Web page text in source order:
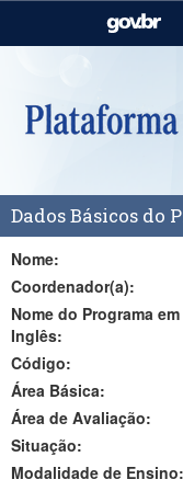
Casa Civil
Pecuária e
Dados Básicos do
Nome:
Coordenador(a):
Nome do Programa em
Inglês:
Código:
Área Básica:
Área de Avaliação:
Situação:
Modalidade de Ensino: